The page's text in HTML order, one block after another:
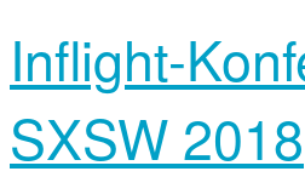
Inflight-
SXSW 2018